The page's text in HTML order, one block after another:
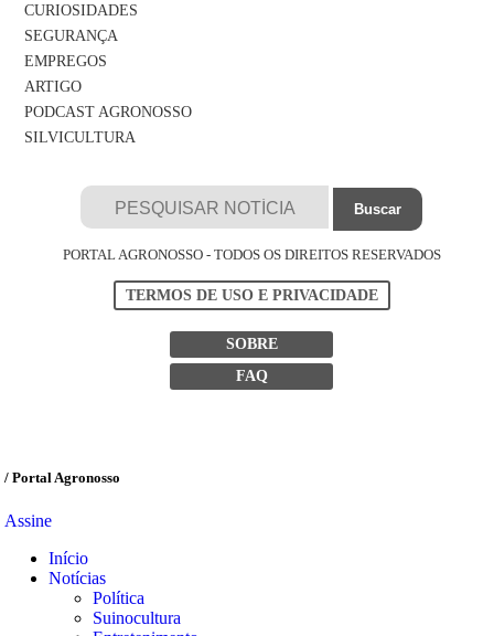
CURIOSIDADES
SEGURANÇA
EMPREGOS
ARTIGO
PODCAST AGRONOSSO
SILVICULTURA
PORTAL AGRONOSSO - TODOS OS DIREITOS RESERVADOS
TERMOS DE USO E PRIVACIDADE
SOBRE
FAQ
/ Portal Agronosso
Assine
Início
Notícias
Política
Suinocultura